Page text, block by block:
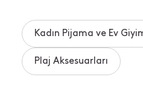
Kadın Pijama ve Ev
Plaj Aksesuarları